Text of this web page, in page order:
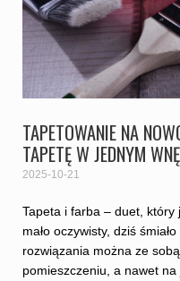
TAPETOWANIE NA
TAPETĘ W JEDNYM
2025-10-21
Tapeta i farba – duet, który
mało oczywisty, dziś
rozwiązania można ze
pomieszczeniu, a nawet